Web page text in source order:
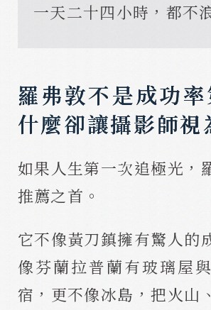
一天二十四小時，都不
羅弗敦不是成功
什麼卻讓攝影師視
如果人生第一次追極光，
推薦之首。
它不像黃刀鎮擁有驚人的
像芬蘭拉普蘭有玻璃屋
宿，更不像冰島，把火山